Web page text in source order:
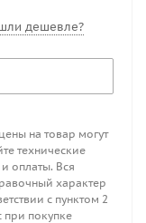
дешевле?
на товар могут
технические
оплаты. Вся
характер
с пунктом 2
при покупке